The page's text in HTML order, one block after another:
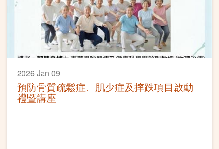
2026 Jan 09
預防骨質疏鬆症、肌少症及摔跌項目啟動
禮暨講座